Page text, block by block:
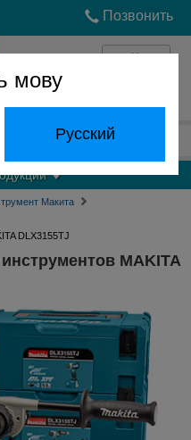
мову
Русский
Позвонить
Войти
(068) 824-24-24
Макита
DLX3155TJ
MAKITA